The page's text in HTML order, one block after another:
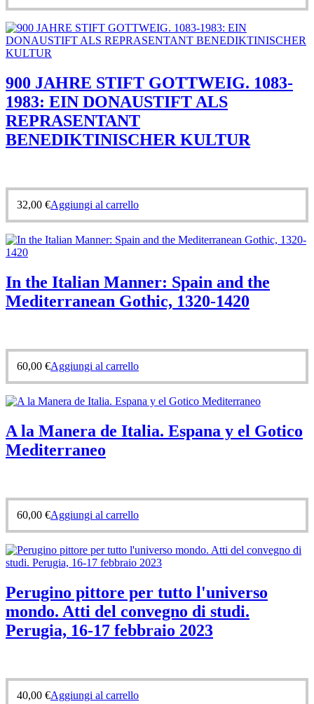
900 JAHRE STIFT GOTTWEIG. 1083-
1983: EIN DONAUSTIFT ALS
REPRASENTANT
BENEDIKTINISCHER KULTUR
32,00 €Aggiungi al carrello
In the Italian Manner: Spain and the
Mediterranean Gothic, 1320-1420
60,00 €Aggiungi al carrello
A la Manera de Italia. Espana y el Gotico
Mediterraneo
60,00 €Aggiungi al carrello
Perugino pittore per tutto l'universo
mondo. Atti del convegno di studi.
Perugia, 16-17 febbraio 2023
40,00 €Aggiungi al carrello